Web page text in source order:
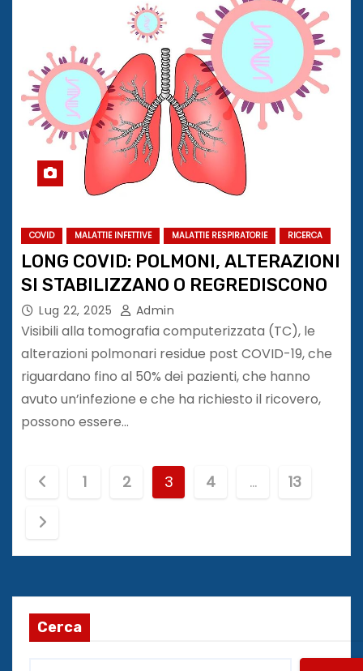
COVID MALATTIE INFETTIVE MALATTIE RESPIRATORIE RICERCA
LONG COVID: POLMONI, ALTERAZIONI
SI STABILIZZANO O REGREDISCONO
Lug 22, 2025 Admin
Visibili alla tomografia computerizzata (TC), le
alterazioni polmonari residue post COVID-19, che
riguardano fino al 50% dei pazienti, che hanno
avuto un’infezione e che ha richiesto il ricovero,
possono essere…
g
n
a
1 2 3 4 … 13
Cerca